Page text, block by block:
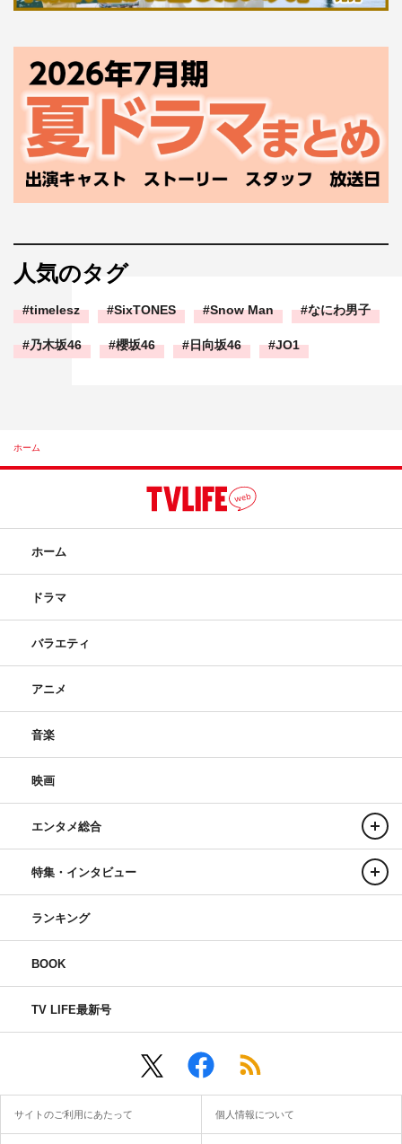
人気のタグ
timelesz SixTONES Snow Man なにわ男子
乃木坂46 櫻坂46 日向坂46 JO1
ホーム
ホーム
ドラマ
バラエティ
アニメ
音楽
映画
エンタメ総合
特集・インタビュー
ランキング
BOOK
TV LIFE最新号
サイトのご利用にあたって 個人情報について